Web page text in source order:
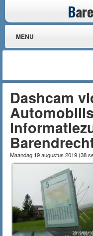
B
MENU
Dashcam
Maandag 19 augustus 2019(38